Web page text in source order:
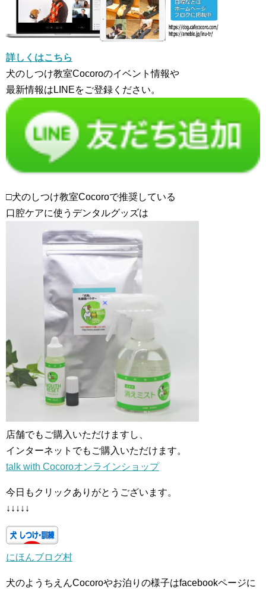
詳しくはこちら
犬のしつけ教室Cocoroのイベント情報や
最新情報はLINEをご登録ください。
□犬のしつけ教室Cocoroで推奨している
口腔ケアに使うデンタルグッズは
店舗でもご購入いただけますし、
インターネットでもご購入いただけます。
talk with Cocoroオンラインショップ
今日もクリックありがとうございます。
↓↓↓↓↓
にほんブログ村
犬のようちえんCocoroやお泊りの様子はfacebookページに